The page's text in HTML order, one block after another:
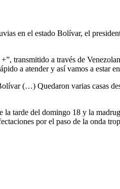
en el estado Bolívar, el
transmitido a través de
a atender y así vamos a estar
(…) Quedaron varias casas
la tarde del domingo 18 y la
por el paso de la onda